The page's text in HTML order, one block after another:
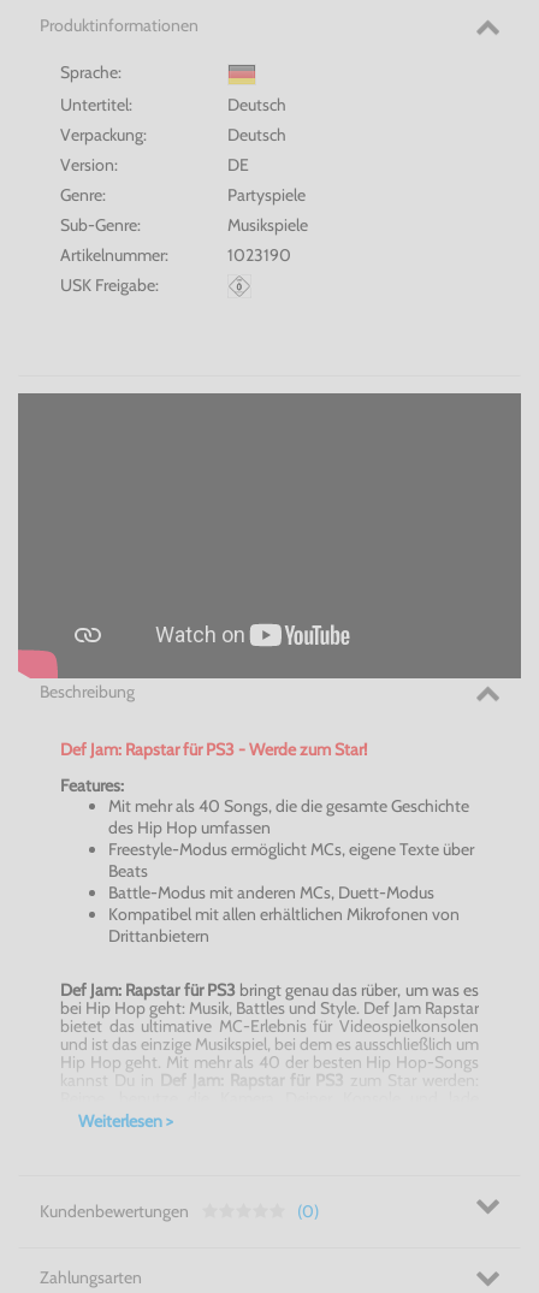
Produktinformationen
Sprache:
Untertitel:
Deutsch
Verpackung:
Deutsch
Version:
DE
Genre:
Partyspiele
Sub-Genre:
Musikspiele
Artikelnummer:
1023190
USK Freigabe:
Beschreibung
Def Jam: Rapstarfür PS3 - Werde zum Star!
Features:
Mit mehr als 40 Songs, die die gesamte Geschichte
des Hip Hop umfassen
Freestyle-Modus ermöglicht MCs, eigene Texte über
Beats
Battle-Modus mit anderen MCs, Duett-Modus
Kompatibel mit allen erhältlichen Mikrofonen von
Drittanbietern
Def Jam: Rapstarfür PS3 bringt genau das rüber, um was es
bei Hip Hop geht: Musik, Battlesund Style. Def Jam Rapstar
bietet das ultimative MC-Erlebnis für Videospielkonsolen
und ist das einzige Musikspiel, bei dem es ausschließlich um
Hip Hop geht. Mit mehr als 40 der besten Hip Hop-Songs
kannst Du in
Def Jam: Rapstar für PS3
zum Star werden:
Videos bei www.defjamrapstar.com hoch.
Der Weg zum Ruhm als
und Audioeffekten kannst Du die coolsten 30 Sekunden
Deines Tracks vor dem Übertragen noch mal richtig schön
erhalten, indem Du andere Spieler zu einem
Video-Battle
Weiterlesen >
Kundenbewertungen (0)
Zahlungsarten